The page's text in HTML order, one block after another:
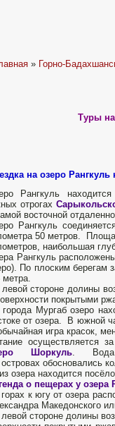
» Горно-
Туры
на озеро
Рангкуль
отрогах
восточной
Рангкуль
50 метров.
наибольшая
Рангкуль
По плоским берегам
метра.
левой стороне долины
покрытыми
Мургаб озеро
от озера. В южной
игра красок,
осуществляется
Шоркуль. Вода
обосновались
озера находится
о пещерах у озера
к югу от озера
Македонского
левой стороне долины